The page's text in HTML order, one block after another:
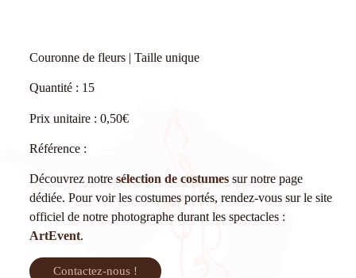
Couronne de fleurs | Taille unique
Quantité : 15
Prix unitaire : 0,50€
Référence :
Découvrez notre sélection de costumessur notre page
dédiée. Pour voir les costumes portés, rendez-vous sur le site
officiel de notre photographe durant les spectacles :
ArtEvent.
Contactez-nous !